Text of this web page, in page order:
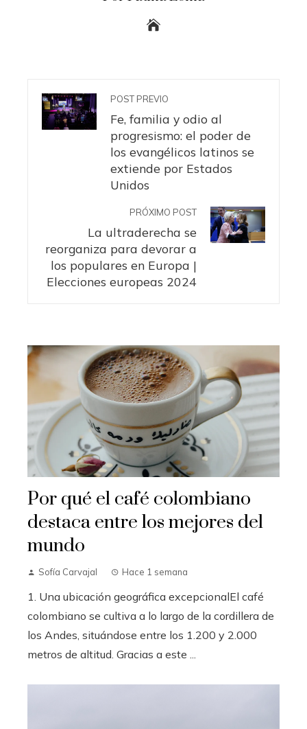
POST PREVIO
Fe, familia y odio al
progresismo: el poder de
los evangélicos latinos se
extiende por Estados
Unidos
PRÓXIMO POST
La ultraderecha se
reorganiza para devorar a
los populares en Europa |
Elecciones europeas 2024
Por qué el café colombiano
destaca entre los mejores del
mundo
Sofía Carvajal Hace 1 semana
1. Una ubicación geográfica excepcionalEl café
colombiano se cultiva a lo largo de la cordillera de
los Andes, situándose entre los 1.200 y 2.000
metros de altitud. Gracias a este ...